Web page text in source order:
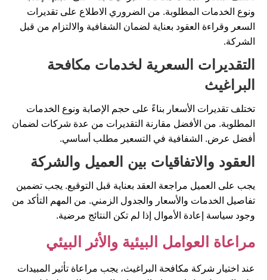
ونوع الخدمات المطلوبة. من الضروري الاطلاع على تقديرات
السعر وقراءة العقود بعناية لضمان الشفافية والالتزام من قبل
الشركة.
التقديرات السعرية لخدمات مكافحة
البراغيث
تختلف تقديرات الأسعار بناءً على حجم الإصابة ونوع الخدمات
المطلوبة. من الأفضل مقارنة التقديرات من عدة شركات لضمان
أفضل عرض. الشفافية في التسعير مطلب أساسي.
العقود والاتفاقيات بين العميل والشركة
يجب على العميل مراجعة العقد بعناية قبل التوقيع. يجب تضمين
تفاصيل الخدمات والأسعار والجدول الزمني. من المهم التأكد من
وجود سياسة إعادة الأموال إذا لم تكن النتائج مرضية.
مراعاة العوامل البيئية والأثر البيئي
عند اختيار شركة مكافحة البراغيث، يجب مراعاة تأثير المبيدات